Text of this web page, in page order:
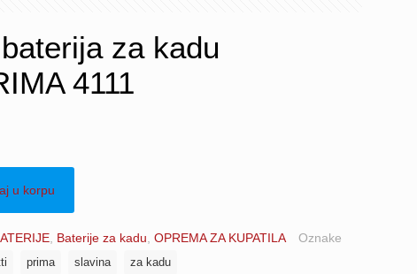
za kadu
4111
u korpu
Baterije za kadu OPREMA ZA KUPATILA Oznake
prima slavina za kadu